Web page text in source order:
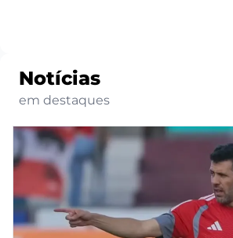
Notícias
em destaques